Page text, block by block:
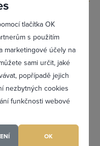
tlačítka OK
s použitím
marketingové účely na
sami určit, jaké
popřípadě jejich
nezbytných cookies
funkčnosti webové
OK
A
Písek -
: <b>BICI Travel,
agentura</b> K.
0
heslo
se